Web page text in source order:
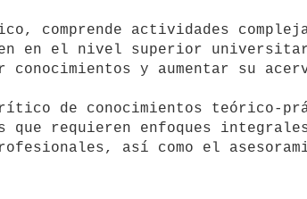
en el nivel superior
y aumentar su
que requieren enfoques
así como el